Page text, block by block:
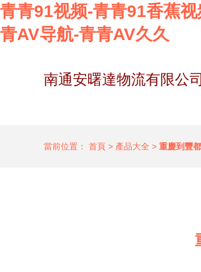
青青91视频-青青91香蕉
青AV导航-青青AV久久
南通安曙達物流有限公司
當前位置： 首頁 > 產品大全 > 重慶到豐